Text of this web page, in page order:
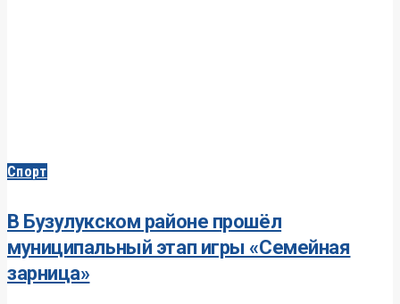
Спорт
В Бузулукском районе прошёл
муниципальный этап игры «Семейная
зарница»